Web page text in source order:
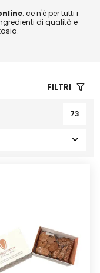
: ce n'è per tutti i
di qualità e
FILTRI
73